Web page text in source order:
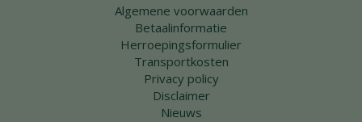
Algemene voorwaarden
Betaalinformatie
Herroepingsformulier
Transportkosten
Privacy policy
Disclaimer
Nieuws